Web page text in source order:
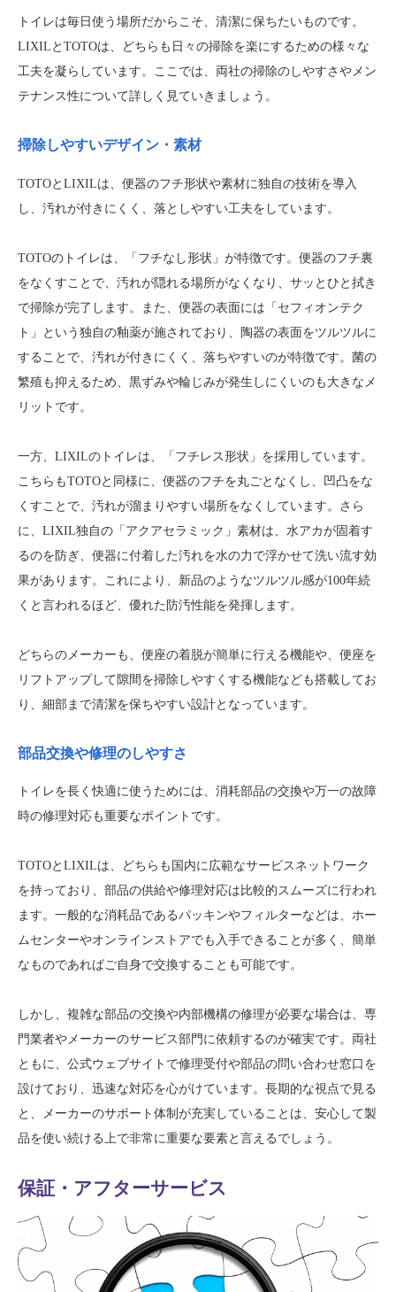
トイレは毎日使う場所だからこそ、清潔に保ちたいものです。
LIXILとTOTOは、どちらも日々の掃除を楽にするための様々な
工夫を凝らしています。ここでは、両社の掃除のしやすさやメン
テナンス性について詳しく見ていきましょう。
掃除しやすいデザイン・素材
TOTOとLIXILは、便器のフチ形状や素材に独自の技術を導入
し、汚れが付きにくく、落としやすい工夫をしています。
TOTOのトイレは、「フチなし形状」が特徴です。便器のフチ裏
をなくすことで、汚れが隠れる場所がなくなり、サッとひと拭き
で掃除が完了します。また、便器の表面には「セフィオンテク
ト」という独自の釉薬が施されており、陶器の表面をツルツルに
することで、汚れが付きにくく、落ちやすいのが特徴です。菌の
繁殖も抑えるため、黒ずみや輪じみが発生しにくいのも大きなメ
リットです。
一方、LIXILのトイレは、「フチレス形状」を採用しています。
こちらもTOTOと同様に、便器のフチを丸ごとなくし、凹凸をな
くすことで、汚れが溜まりやすい場所をなくしています。さら
に、LIXIL独自の「アクアセラミック」素材は、水アカが固着す
るのを防ぎ、便器に付着した汚れを水の力で浮かせて洗い流す効
果があります。これにより、新品のようなツルツル感が100年続
くと言われるほど、優れた防汚性能を発揮します。
どちらのメーカーも、便座の着脱が簡単に行える機能や、便座を
リフトアップして隙間を掃除しやすくする機能なども搭載してお
り、細部まで清潔を保ちやすい設計となっています。
部品交換や修理のしやすさ
トイレを長く快適に使うためには、消耗部品の交換や万一の故障
時の修理対応も重要なポイントです。
TOTOとLIXILは、どちらも国内に広範なサービスネットワーク
を持っており、部品の供給や修理対応は比較的スムーズに行われ
ます。一般的な消耗品であるパッキンやフィルターなどは、ホー
ムセンターやオンラインストアでも入手できることが多く、簡単
なものであればご自身で交換することも可能です。
しかし、複雑な部品の交換や内部機構の修理が必要な場合は、専
門業者やメーカーのサービス部門に依頼するのが確実です。両社
ともに、公式ウェブサイトで修理受付や部品の問い合わせ窓口を
設けており、迅速な対応を心がけています。長期的な視点で見る
と、メーカーのサポート体制が充実していることは、安心して製
品を使い続ける上で非常に重要な要素と言えるでしょう。
保証・アフターサービス